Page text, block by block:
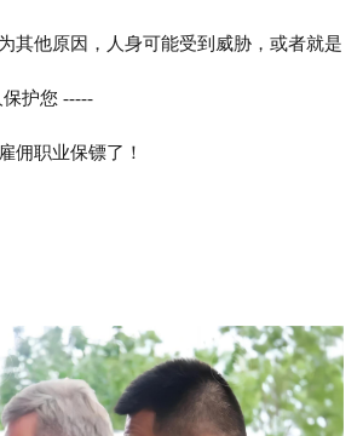
他原因，人身可能受到威胁，或者就是
护您 -----
职业保镖了！